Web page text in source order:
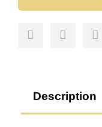
Description